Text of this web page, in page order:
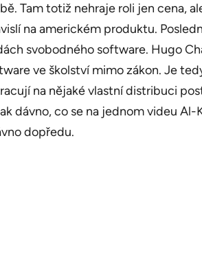
Tam totiž nehraje roli jen
na americkém produktu.
svobodného software. Hugo
ve školství mimo zákon. Je
na nějaké vlastní distribuci
dávno, co se na jednom videu
dopředu.